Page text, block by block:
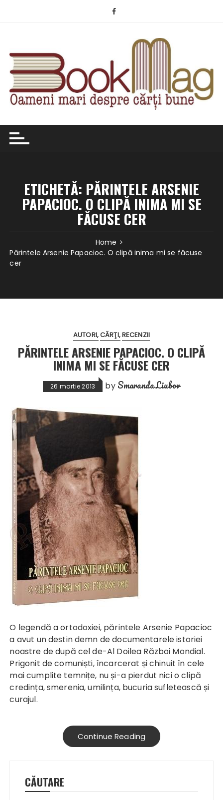
ETICHETĂ: PĂRINTELE ARSENIE
PAPACIOC. O CLIPĂ INIMA MI SE
FĂCUSE CER
Home
Părintele Arsenie Papacioc. O clipă inima mi se făcuse
cer
AUTORI CĂRŢI RECENZII
PĂRINTELE ARSENIE PAPACIOC. O CLIPĂ
INIMA MI SE FĂCUSE CER
26 martie 2013 by Smaranda Liubov
O legendă a ortodoxiei, părintele Arsenie Papacioc
a avut un destin demn de documentarele istoriei
noastre de după cel de-Al Doilea Război Mondial.
Prigonit de comuniști, încarcerat și chinuit în cele
mai cumplite temnițe, nu și-a pierdut nici o clipă
credința, smerenia, umilința, bucuria sufletească și
curajul.
Continue Reading
CĂUTARE